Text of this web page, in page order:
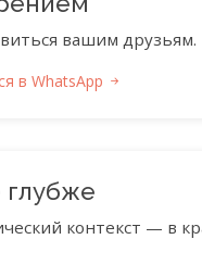
вашим друзьям.
в WhatsApp
глубже
контекст — в